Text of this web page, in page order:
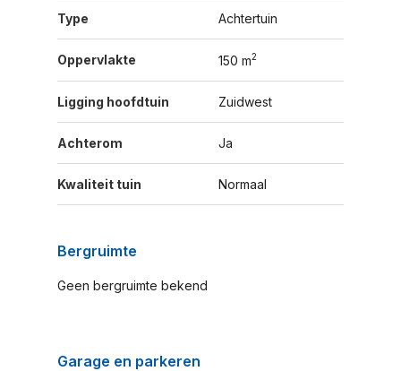
Type Achtertuin
Oppervlakte 150 m2
Ligging hoofdtuin Zuidwest
Achterom Ja
Kwaliteit tuin Normaal
Bergruimte
Geen bergruimte bekend
Garage en parkeren